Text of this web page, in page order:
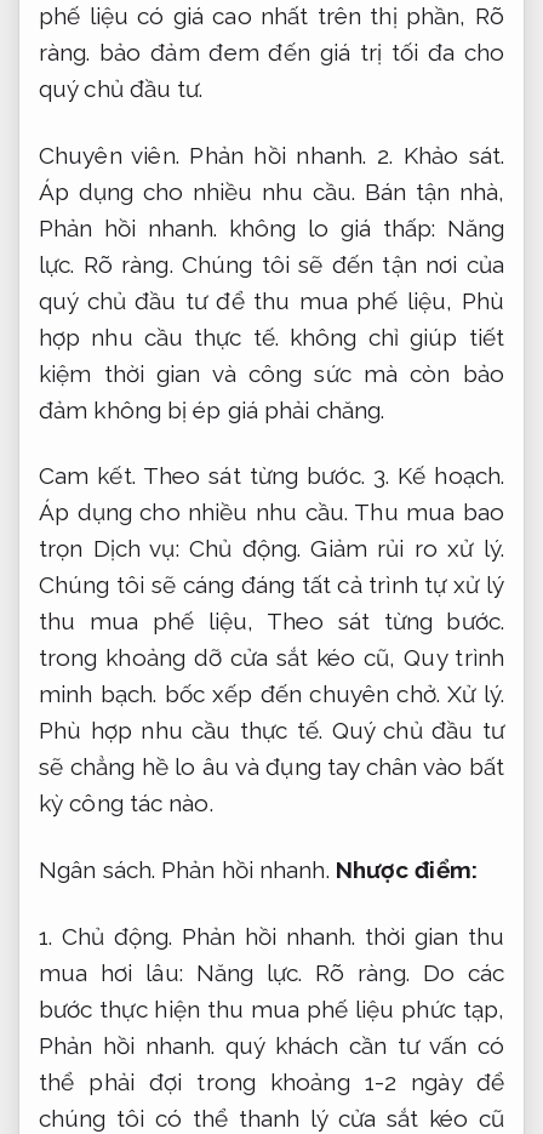
phế liệu có giá cao nhất trên thị phần, Rõ
ràng. bảo đảm đem đến giá trị tối đa cho
quý chủ đầu tư.
Chuyên viên. Phản hồi nhanh. 2. Khảo sát.
Áp dụng cho nhiều nhu cầu. Bán tận nhà,
Phản hồi nhanh. không lo giá thấp: Năng
lực. Rõ ràng. Chúng tôi sẽ đến tận nơi của
quý chủ đầu tư để thu mua phế liệu, Phù
hợp nhu cầu thực tế. không chỉ giúp tiết
kiệm thời gian và công sức mà còn bảo
đảm không bị ép giá phải chăng.
Cam kết. Theo sát từng bước. 3. Kế hoạch.
Áp dụng cho nhiều nhu cầu. Thu mua bao
trọn Dịch vụ: Chủ động. Giảm rủi ro xử lý.
Chúng tôi sẽ cáng đáng tất cả trình tự xử lý
thu mua phế liệu, Theo sát từng bước.
trong khoảng dỡ cửa sắt kéo cũ,Quy trình
minh bạch. bốc xếp đến chuyên chở.Xử lý.
Phù hợp nhu cầu thực tế. Quý chủ đầu tư
sẽ chẳng hề lo âu và đụng tay chân vào bất
kỳ công tác nào.
Ngân sách. Phản hồi nhanh. Nhược điểm:
1. Chủ động. Phản hồi nhanh. thời gian thu
mua hơi lâu: Năng lực. Rõ ràng. Do các
bước thực hiện thu mua phế liệu phức tạp,
Phản hồi nhanh. quý khách cần tư vấn có
thể phải đợi trong khoảng 1-2 ngày để
chúng tôi có thể thanh lý cửa sắt kéo cũ